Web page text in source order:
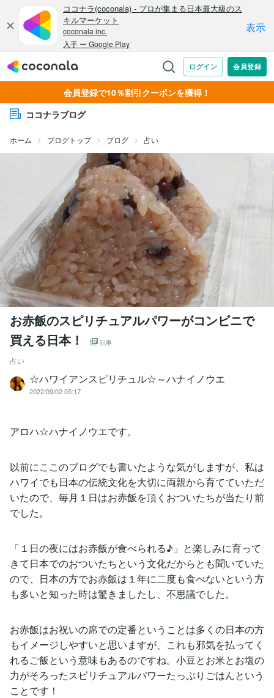
会員登録で10％割引クーポンを獲得！
ココナラブログ
ホーム ブログトップ ブログ 占い
お赤飯のスピリチュアルパワーがコンビニで
買える日本！
記事
占い
☆ハワイアンスピリチュル☆～ハナイノウエ
2022/09/02 05:17
アロハ☆ハナイノウエです。
以前にここのブログでも書いたような気がしますが、私は
ハワイでも日本の伝統文化を大切に両親から育てていただ
いたので、毎月１日はお赤飯を頂くおついたちが当たり前
でした。
「１日の夜にはお赤飯が食べられる♪」と楽しみに育って
きて日本でのおついたちという文化だからとも聞いていた
ので、日本の方でお赤飯は１年に二度も食べないという方
も多いと知った時は驚きましたし、不思議でした。
お赤飯はお祝いの席での定番ということは多くの日本の方
もイメージしやすいと思いますが、これも邪気を払ってく
れるご飯という意味もあるのですね。小豆とお米とお塩の
力がそろったスピリチュアルパワーたっぷりごはんという
ことです！